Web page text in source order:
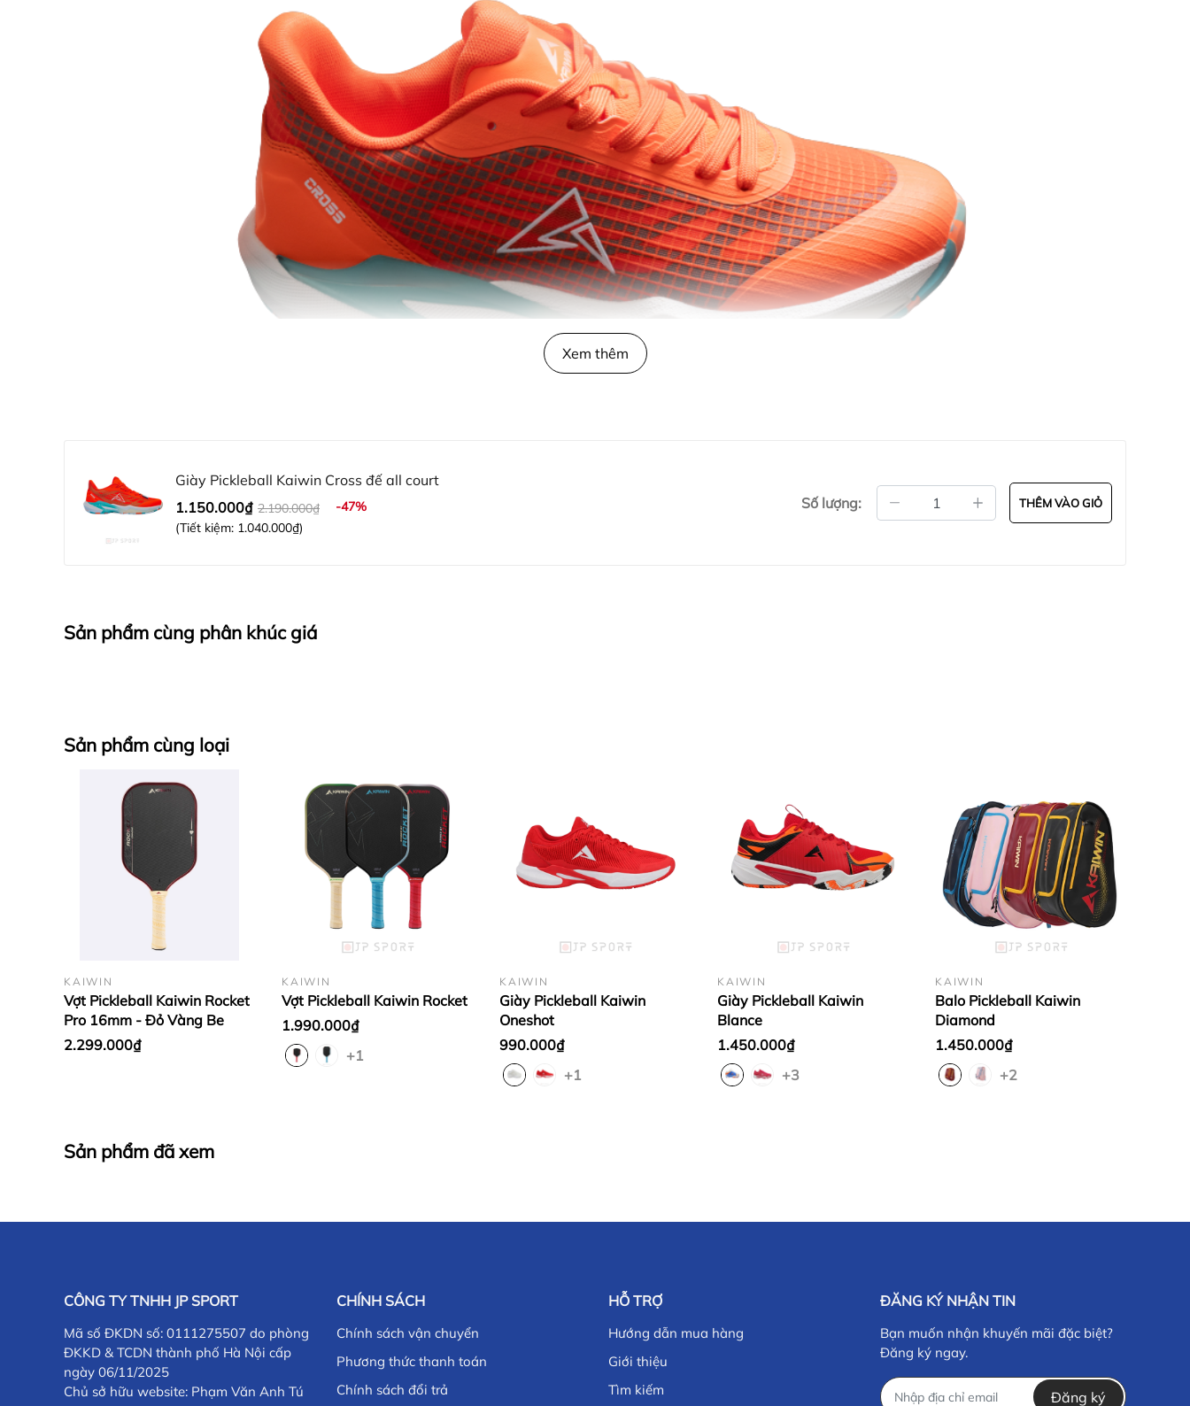
Sự kết hợp giữa Mesh co giãn và PU cao cấp tạo ra cảm giác ôm chân hoàn hảo, biến bạn thành “tia chớp” trên sân, và đó cũng chính là điều mà nhà sản
xuất muốn gửi gắp đến bạn.
Xem thêm
Giày Pickleball Kaiwin Cross đế all court
1.150.000₫ 2.190.000₫
-47%
(Tiết kiệm: 1.040.000₫)
Số lượng: THÊM VÀO GIỎ
Sản phẩm cùng phân khúc giá
Sản phẩm cùng loại
KAIWIN
Vợt Pickleball Kaiwin Rocket
Pro 16mm - Đỏ Vàng Be
2.299.000₫
KAIWIN
Vợt Pickleball Kaiwin Rocket
1.990.000₫
+1
KAIWIN
Giày Pickleball Kaiwin
Oneshot
990.000₫
+1
KAIWIN
Giày Pickleball Kaiwin
Blance
1.450.000₫
+3
KAIWIN
Balo Pickleball Kaiwin
Diamond
1.450.000₫
+2
Sản phẩm đã xem
CÔNG TY TNHH JP SPORT
Mã số ĐKDN số: 0111275507 do phòng
ĐKKD & TCDN thành phố Hà Nội cấp
ngày 06/11/2025
Chủ sở hữu website: Phạm Văn Anh Tú
CHÍNH SÁCH
Chính sách vận chuyển
Phương thức thanh toán
Chính sách đổi trả
HỖ TRỢ
Hướng dẫn mua hàng
Giới thiệu
Tìm kiếm
ĐĂNG KÝ NHẬN TIN
Bạn muốn nhận khuyến mãi đặc biệt?
Đăng ký ngay.
Đăng ký